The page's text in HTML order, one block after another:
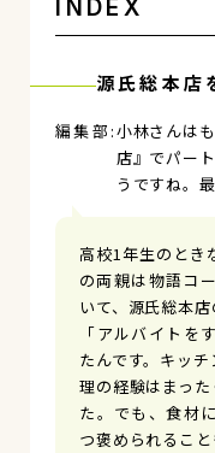
INDEX
源氏総本店
小林さんは
店』でパー
うですね。
高校1年生のとき
の両親は物語コ
いて、源氏総本
「アルバイトを
たんです。キッ
理の経験はまっ
た。でも、食材
つ褒められるこ